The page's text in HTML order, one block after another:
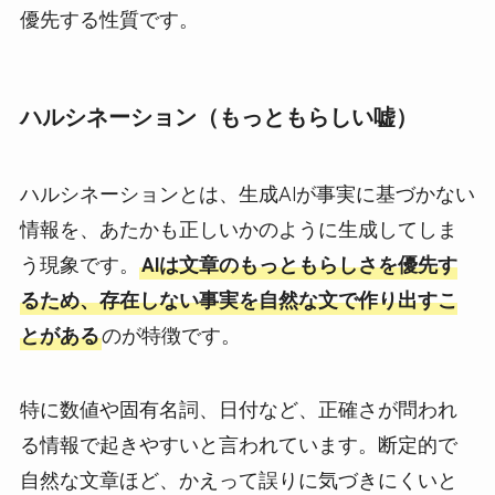
優先する性質です。
ハルシネーション（もっともらしい嘘）
ハルシネーションとは、生成AIが事実に基づかない
情報を、あたかも正しいかのように生成してしま
う現象です。 AIは文章のもっともらしさを優先す
るため、存在しない事実を自然な文で作り出すこ
とがあるのが特徴です。
特に数値や固有名詞、日付など、正確さが問われ
る情報で起きやすいと言われています。断定的で
自然な文章ほど、かえって誤りに気づきにくいと